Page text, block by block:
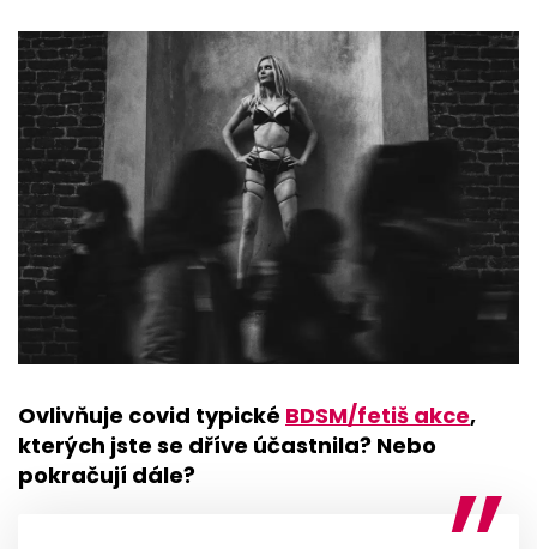
Ovlivňuje covid typické BDSM/fetiš akce,
kterých jste se dříve účastnila? Nebo
pokračují dále?